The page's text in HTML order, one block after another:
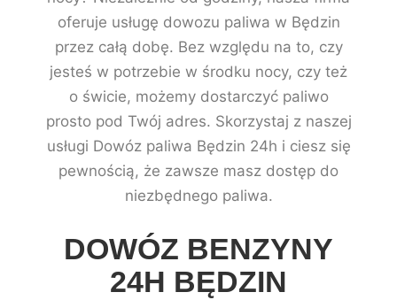
oferuje usługę dowozu paliwa w Będzin
przez całą dobę. Bez względu na to, czy
jesteś w potrzebie w środku nocy, czy też
o świcie, możemy dostarczyć paliwo
prosto pod Twój adres. Skorzystaj z naszej
usługi Dowóz paliwa Będzin 24h i ciesz się
pewnością, że zawsze masz dostęp do
niezbędnego paliwa.
DOWÓZ BENZYNY
24H BĘDZIN